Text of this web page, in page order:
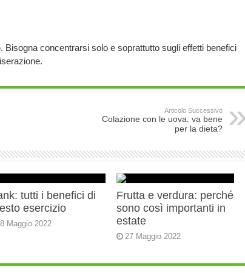
. Bisogna concentrarsi solo e soprattutto sugli effetti benefici
Articolo Successivo
Colazione con le uova: va bene
per la dieta?
tutti i benefici di
esercizio
Maggio 2022
Frutta e verdura: perché
sono così importanti in
estate
27 Maggio 2022